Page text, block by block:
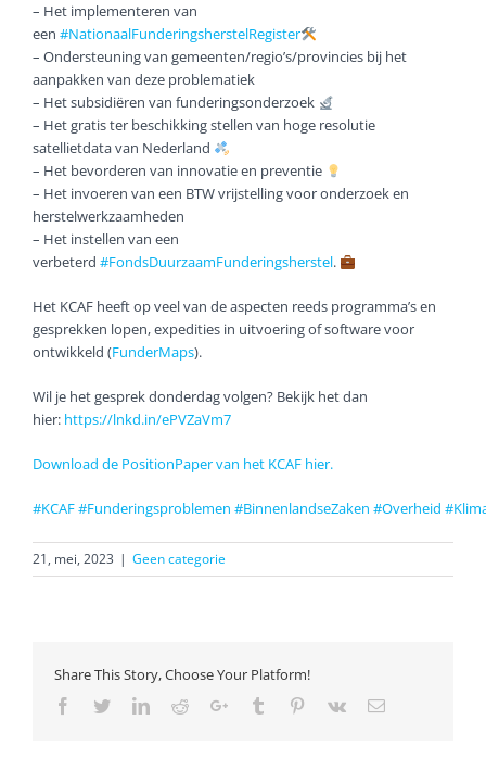
– Het implementeren van
een #NationaalFunderingsherstelRegister
– Ondersteuning van gemeenten/regio’s/provincies bij het
aanpakken van deze problematiek
– Het subsidiëren van funderingsonderzoek
– Het gratis ter beschikking stellen van hoge resolutie
satellietdata van Nederland
– Het bevorderen van innovatie en preventie
– Het invoeren van een BTW vrijstelling voor onderzoek en
herstelwerkzaamheden
– Het instellen van een
verbeterd #FondsDuurzaamFunderingsherstel.
Het KCAF heeft op veel van de aspecten reeds programma’s en
gesprekken lopen, expedities in uitvoering of software voor
ontwikkeld (FunderMaps).
Wil je het gesprek donderdag volgen? Bekijk het dan
hier: https://lnkd.in/ePVZaVm7
Download de PositionPaper van het KCAF hier.
#KCAF#Funderingsproblemen #BinnenlandseZaken #Overheid
21, mei, 2023 | Geen categorie
Share This Story, Choose Your Platform!
Facebook
TwitterLinkedIn
RedditGoogle+Tumblr Pinterest
Vk Email